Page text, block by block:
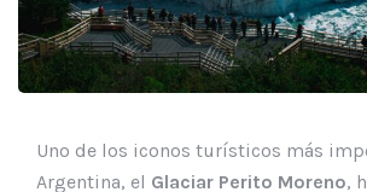
Uno de los iconos turísticos más
Argentina, el Glaciar Perito Moreno,